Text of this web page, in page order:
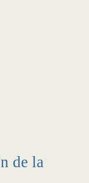
de la